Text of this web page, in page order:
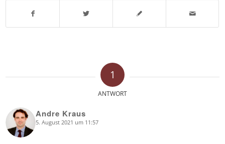
1
ANTWORT
Andre Kraus
says: 5. August 2021 um 11:57